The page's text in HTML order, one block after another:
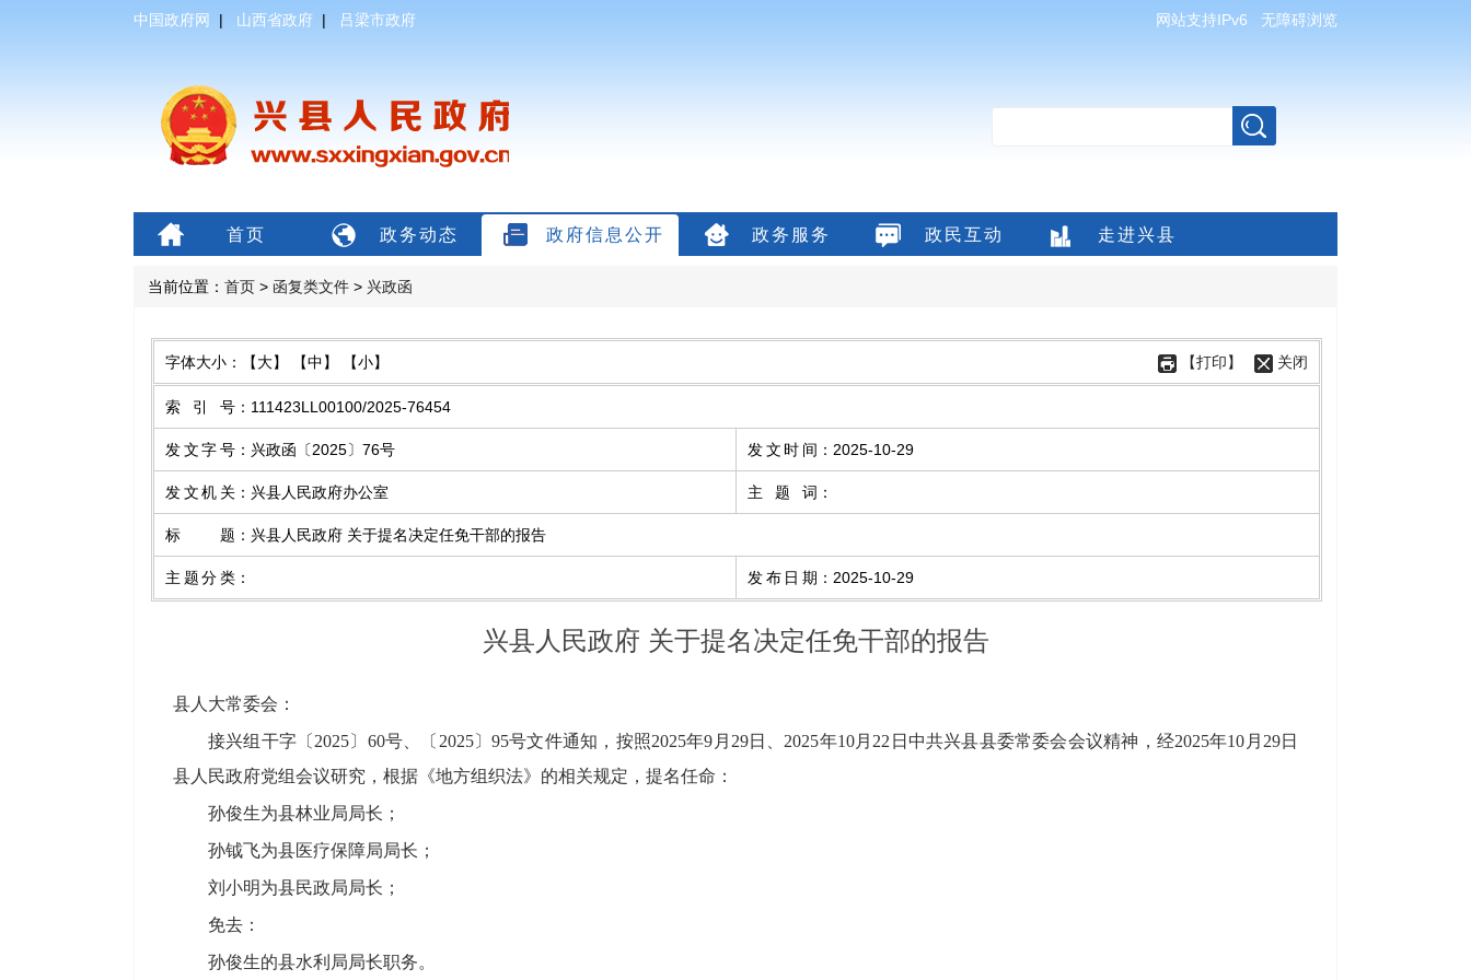
中国政府网 | 山西省政府 | 吕梁市政府 无障碍浏览
网站支持IPv6
首页 政务动态 政府信息公开 政务服务 政民互动 走进兴县
当前位置： 首页 > 函复类文件 > 兴政函
字体大小： 【大】 【中】 【小】 【打印】 关闭
索引号 ： 111423LL00100/2025-76454
发文字号 ： 兴政函〔2025〕76号 发文时间 ： 2025-10-29
发文机关 ： 兴县人民政府办公室 主题词 ：
标题 ： 兴县人民政府 关于提名决定任免干部的报告
主题分类 ： 发布日期 ： 2025-10-29
兴县人民政府 关于提名决定任免干部的报告
县人大常委会：
接兴组干字〔2025〕 60号 〔2025〕95号文件通知，按照2025年9 月 29日 2025年10月22日中共兴县县委常委会会议精神，经2025年10 月29日
县人民政府党组会议研究， 根据《地方组织法》的相关规定 ，提名任命 ：
孙俊生为县林业局局长；
孙钺飞为县医疗保障局局长；
刘小明为县民政局局长；
免去：
孙俊生的县水利局局长职务。